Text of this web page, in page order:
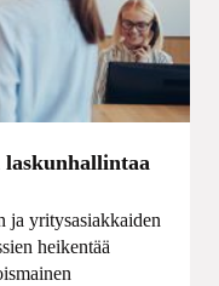
laskunhallintaa
ja yritysasiakkaiden
heikentää